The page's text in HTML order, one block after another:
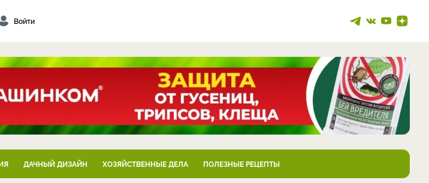
Войти
ДАЧНЫЙ ДИЗАЙН ХОЗЯЙСТВЕННЫЕ ДЕЛА ПОЛЕЗНЫЕ РЕЦЕПТЫ